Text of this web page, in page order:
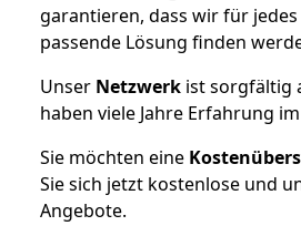
garantieren, dass wir für
passende Lösung finden
Unser Netzwerk ist sorgfältig
haben viele Jahre Erfahrung
Sie möchten eine
Sie sich jetzt kostenlose und
Angebote.